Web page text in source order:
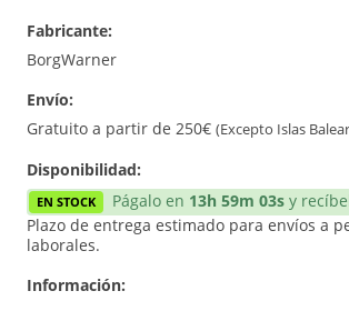
Reconstrucción
Fabricante:
BorgWarner
Envío:
Gratuito a partir de 250€ (Excepto Islas
Disponibilidad:
EN STOCK Págalo en 13h 59m 03s y
Plazo de entrega estimado para envíos a
laborales.
Información: